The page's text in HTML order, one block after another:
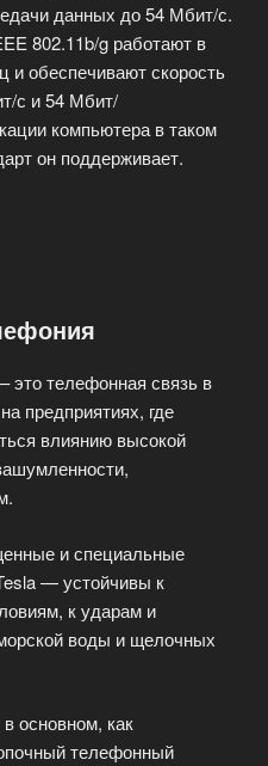
данных до 54 Мбит/с.
802.11b/g работают в
и обеспечивают скорость
с и 54 Мбит/
компьютера в таком
он поддерживает.
телефонная связь в
предприятиях, где
влиянию высокой
и специальные
— устойчивы к
к ударам и
воды и щелочных
основном, как
телефонный